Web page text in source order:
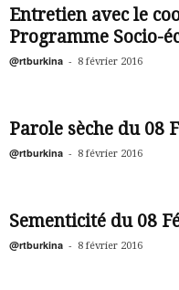
Entretien avec le
Programme Socio-
@rtburkina - 8 février 2016
Parole sèche du 08
@rtburkina - 8 février 2016
Sementicité du 08
@rtburkina - 8 février 2016